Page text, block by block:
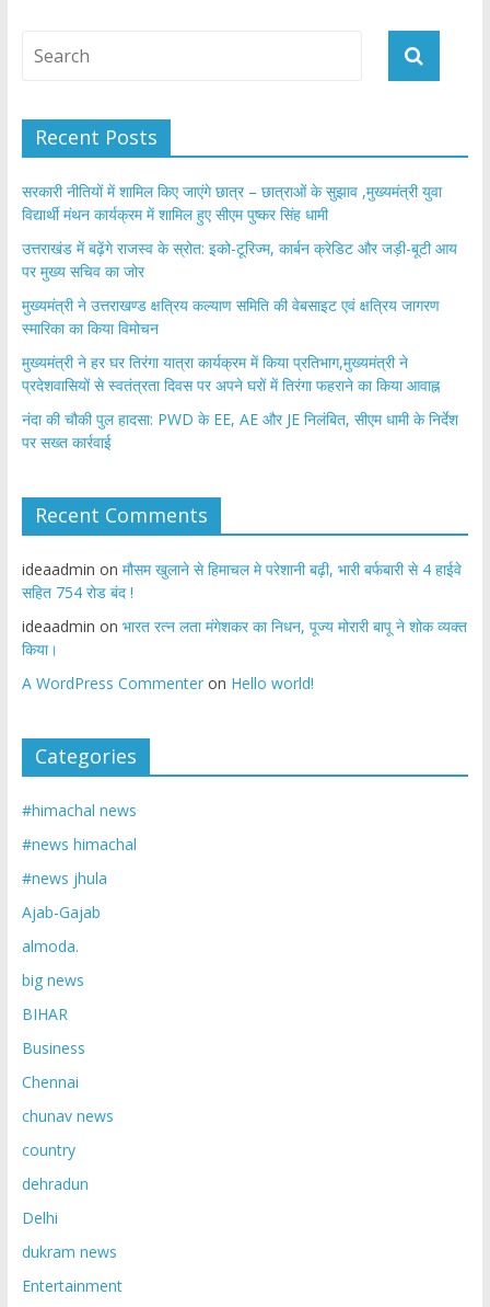
Recent Posts
सरकारी नीतियों में शामिल किए जाएंगे छात्र – छात्राओं के सुझाव ,मुख्यमंत्री युवा
विद्यार्थी मंथन कार्यक्रम में शामिल हुए सीएम पुष्कर सिंह धामी
उत्तराखंड में बढ़ेंगे राजस्व के स्रोत: इको-टूरिज्म, कार्बन क्रेडिट और जड़ी-बूटी आय
पर मुख्य सचिव का जोर
मुख्यमंत्री ने उत्तराखण्ड क्षत्रिय कल्याण समिति की वेबसाइट एवं क्षत्रिय जागरण
स्मारिका का किया विमोचन
मुख्यमंत्री ने हर घर तिरंगा यात्रा कार्यक्रम में किया प्रतिभाग,मुख्यमंत्री ने
प्रदेशवासियों से स्वतंत्रता दिवस पर अपने घरों में तिरंगा फहराने का किया आवाह्न
नंदा की चौकी पुल हादसा: PWD के EE, AE और JE निलंबित, सीएम धामी के निर्देश
पर सख्त कार्रवाई
Recent Comments
ideaadmin on मौसम खुलाने से हिमाचल मे परेशानी बढ़ी, भारी बर्फबारी से 4 हाईवे
सहित 754 रोड बंद !
ideaadmin on भारत रत्न लता मंगेशकर का निधन, पूज्य मोरारी बापू ने शोक व्यक्त
किया।
A WordPress Commenteron Hello world!
Categories
#himachal news
#news himachal
#news jhula
Ajab-Gajab
almoda.
big news
BIHAR
Business
Chennai
chunav news
country
dehradun
Delhi
dukram news
Entertainment